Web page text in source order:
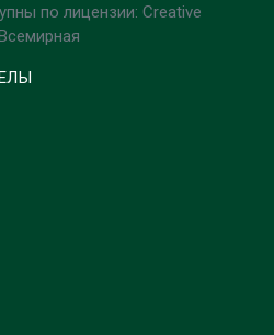
по лицензии: Creative